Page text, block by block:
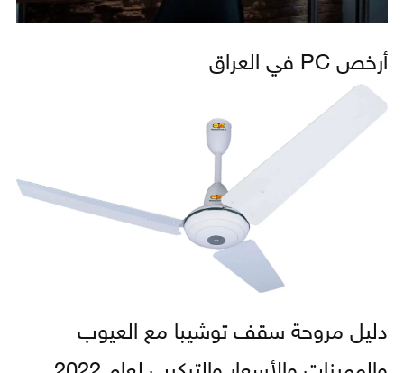
أرخص PC في العراق
دليل مروحة سقف توشيبا مع العيوب